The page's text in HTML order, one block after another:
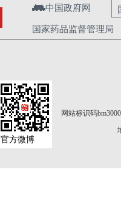
中国政府网
国家药品监督管理局
网站标识码
官方微博